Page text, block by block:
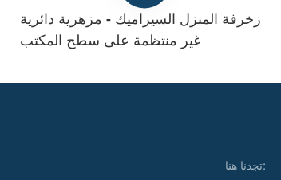
زخرفة المنزل السيراميك - مزهرية دائرية
غير منتظمة على سطح المكتب
تجدنا هنا: